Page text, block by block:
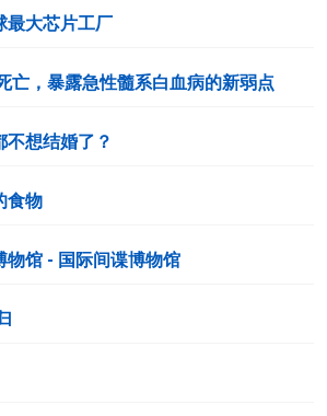
最大芯片工厂
亡，暴露急性髓系白血病的新弱点
不想结婚了？
食物
物馆 - 国际间谍博物馆